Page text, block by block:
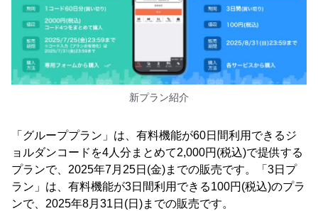
新プラン紹介
「グループプラン」は、有料機能が60日間利用できるジ
ョルダンコードを4人分まとめて2,000円(税込)で提供する
プランで、2025年7月25日(金)までの販売です。「3日プ
ラン」は、有料機能が3日間利用できる100円(税込)のプラ
ンで、2025年8月31日(日)までの販売です。